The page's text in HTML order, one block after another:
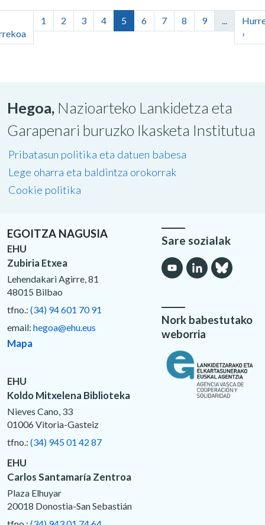
1 2 3 4 5 6 7 8 9
›
Hegoa, Nazioarteko Lankidetza eta
Garapenari buruzko Ikasketa Institutua
Pribatasun politika eta datuen babesa
Lege oharra eta baldintza orokorrak
Cookie politika
EGOITZA NAGUSIA
EHU
Zubiria Etxea
Lehendakari Agirre, 81
48015 Bilbao
tfno.: (34) 94 601 70 91
email: hegoa@ehu.eus
Mapa
EHU
Koldo Mitxelena Biblioteka
Nieves Cano, 33
01006 Vitoria-Gasteiz
tfno.: (34) 945 01 42 87
EHU
Carlos Santamaría Zentroa
Plaza Elhuyar
20018 Donostia-San Sebastián
Sare sozialak
Nork babestutako
weborria